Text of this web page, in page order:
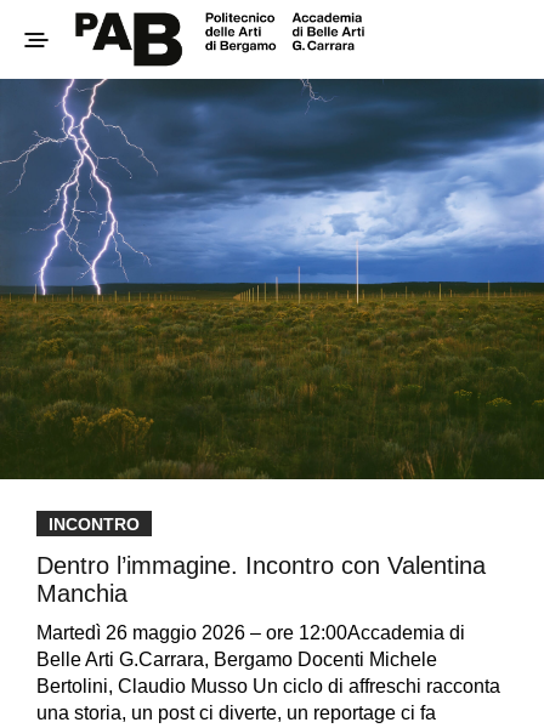
INCONTRO
Dentro l’immagine. Incontro con Valentina
Manchia
Martedì 26 maggio 2026 – ore 12:00Accademia di
Belle Arti G.Carrara, Bergamo Docenti Michele
Bertolini, Claudio Musso Un ciclo di affreschi racconta
una storia, un post ci diverte, un reportage ci fa